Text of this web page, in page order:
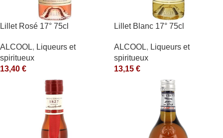
Lillet Rosé 17° 75cl
ALCOOL, Liqueurs et
spiritueux
13,40 €
Lillet Blanc 17° 75cl
ALCOOL, Liqueurs et
spiritueux
13,15 €